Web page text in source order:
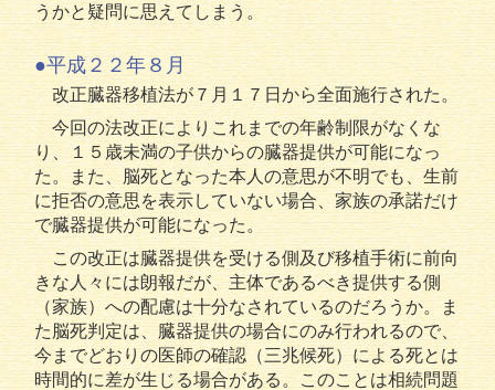
うかと疑問に思えてしまう。
●平成２２年８月
改正臓器移植法が７月１７日から全面施行された。
今回の法改正によりこれまでの年齢制限がなくな
り、１５歳未満の子供からの臓器提供が可能になっ
た。また、脳死となった本人の意思が不明でも、生前
に拒否の意思を表示していない場合、家族の承諾だけ
で臓器提供が可能になった。
この改正は臓器提供を受ける側及び移植手術に前向
きな人々には朗報だが、主体であるべき提供する側
（家族）への配慮は十分なされているのだろうか。ま
た脳死判定は、臓器提供の場合にのみ行われるので、
今までどおりの医師の確認（三兆候死）による死とは
時間的に差が生じる場合がある。このことは相続問題